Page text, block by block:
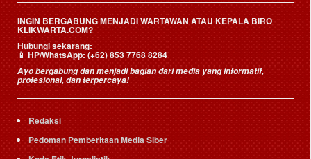
INGIN BERGABUNG MENJADI WARTAWAN ATAU KEPALA BIRO
KLIKWARTA.COM?
Hubungi sekarang:
📱HP/WhatsApp:(+62) 853 7768 8284
Ayo bergabung dan menjadi bagian dari media yang informatif,
profesional, dan terpercaya!
Redaksi
Pedoman Pemberitaan Media Siber